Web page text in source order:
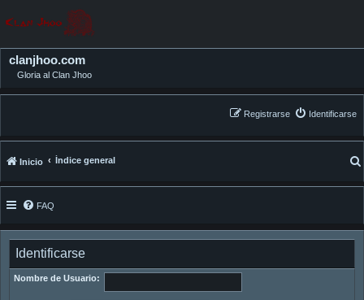
clanjhoo.com
Gloria al Clan Jhoo
Identificarse
Registrarse
Inicio Índice general
FAQ
Identificarse
Nombre de Usuario: